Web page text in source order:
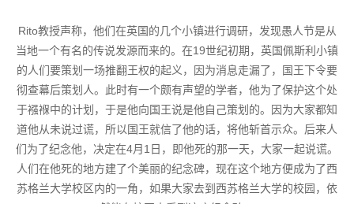
Rito教授声称，他们在英国的几个小镇进行调研，发现愚人节是从
当地一个有名的传说发源而来的。在19世纪初期，英国佩斯利小镇
的人们要策划一场推翻王权的起义，因为消息走漏了，国王下令要
彻查幕后策划人。此时有一个颇有声望的学者，他为了保护这个处
于襁褓中的计划，于是他向国王说是他自己策划的。因为大家都知
道他从未说过谎，所以国王就信了他的话，将他斩首示众。后来人
们为了纪念他，决定在4月1日，即他死的那一天，大家一起说谎。
人们在他死的地方建了个美丽的纪念碑，现在这个地方便成为了西
苏格兰大学校区内的一角，如果大家去到西苏格兰大学的校园，依